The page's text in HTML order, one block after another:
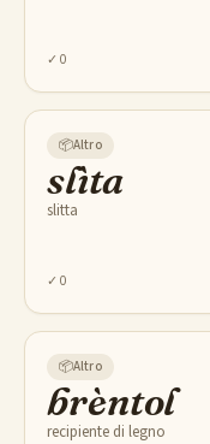
✓ 0
📦Altro
slìta
slitta
✓ 0
📦Altro
brèntol
recipiente di legno